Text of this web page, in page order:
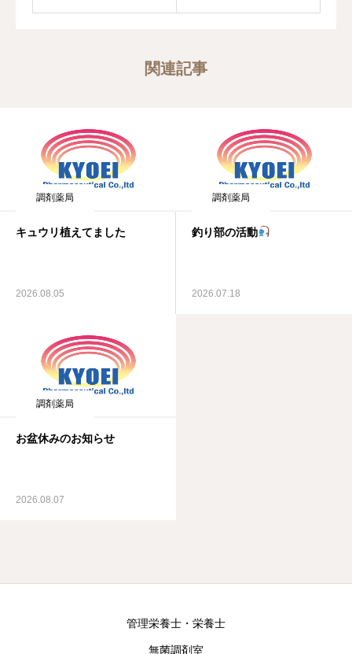
関連記事
調剤薬局
キュウリ植えてました
2026.08.05
調剤薬局
釣り部の活動
2026.07.18
調剤薬局
お盆休みのお知らせ
2026.08.07
管理栄養士・栄養士
無菌調剤室